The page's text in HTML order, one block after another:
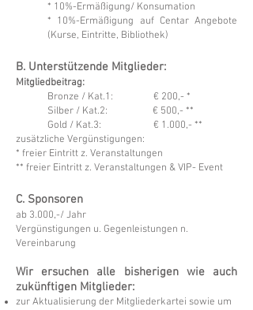
* 10%-Ermäßigung/ Konsumation
* 10%-Ermäßigung auf Centar Angebote
(Kurse, Eintritte, Bibliothek)
B. Unterstützende Mitglieder:
Mitgliedbeitrag:
Bronze / Kat.1: € 200,- *
Silber / Kat.2: € 500,- **
Gold / Kat.3: € 1.000,- **
zusätzliche Vergünstigungen:
* freier Eintritt z. Veranstaltungen
** freier Eintritt z. Veranstaltungen & VIP- Event
C. Sponsoren
ab 3.000,-/ Jahr
Vergünstigungen u. Gegenleistungen n.
Vereinbarung
Wir ersuchen alle bisherigen wie auch
zukünftigen Mitglieder:
zur Aktualisierung der Mitgliederkartei sowie um